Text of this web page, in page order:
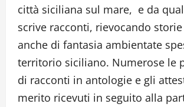
città siciliana sul mare, e da
scrive racconti, rievocando
anche di fantasia ambientate
territorio siciliano. Numerose le
di racconti in antologie e gli
merito ricevuti in seguito alla